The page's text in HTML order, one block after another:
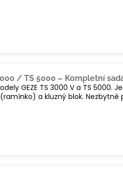
/ TS 5000 – Kompletní
GEZE TS 3000 V a TS
a kluzný blok.